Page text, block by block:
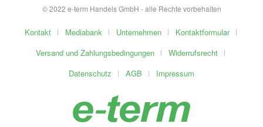
© 2022 e-term Handels GmbH - alle Rechte vorbehalten
Kontakt Mediabank Unternehmen
Kontaktformular
Versand und Zahlungsbedingungen
Widerrufsrecht
Datenschutz
AGB Impressum